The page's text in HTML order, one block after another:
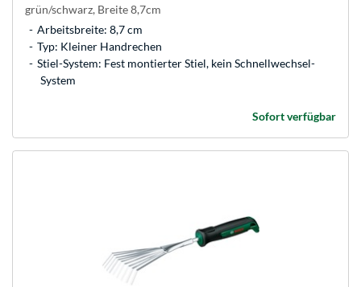
grün/schwarz, Breite 8,7cm
Arbeitsbreite: 8,7 cm
Typ: Kleiner Handrechen
Stiel-System: Fest montierter Stiel, kein Schnellwechsel-
System
Sofort verfügbar